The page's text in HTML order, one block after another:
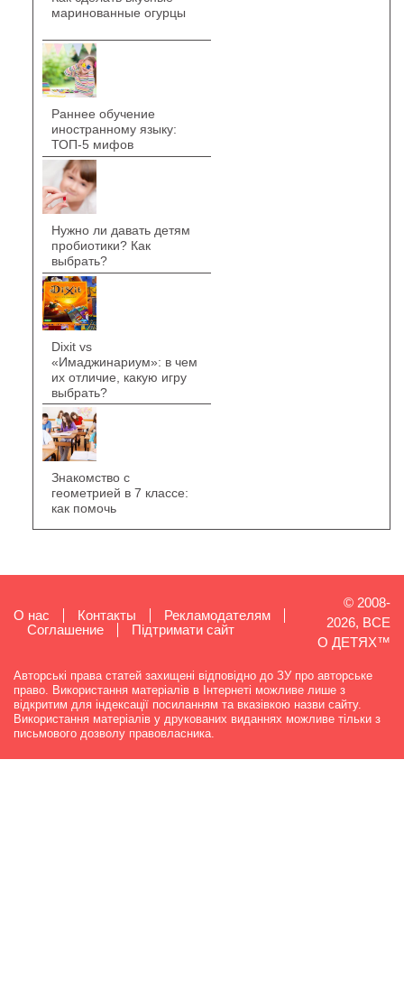
маринованные огурцы
Раннее обучение
иностранному языку:
ТОП-5 мифов
Нужно ли давать детям
пробиотики? Как
выбрать?
Dixit vs
«Имаджинариум»: в чем
их отличие, какую игру
выбрать?
Знакомство с
геометрией в 7 классе:
как помочь
О нас Контакты
Рекламодателям
Cоглашение
Підтримати сайт
© 2008-
2026, ВСЕ
О ДЕТЯХ™
Авторські права статей захищені відповідно до ЗУ про авторське
право. Використання матеріалів в Інтернеті можливе лише з
відкритим для індексації посиланням та вказівкою назви сайту.
Використання матеріалів у друкованих виданнях можливе тільки з
письмового дозволу правовласника.